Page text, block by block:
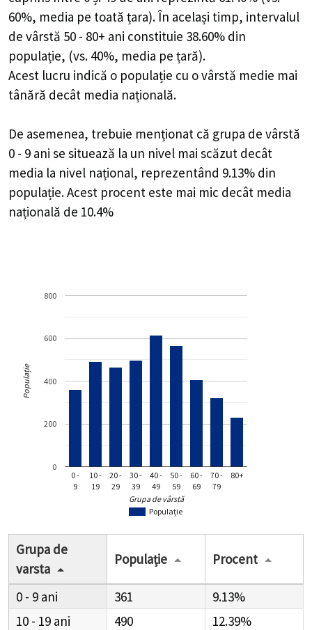
60%, media pe toată țara). În același timp, intervalul
de vârstă 50 - 80+ ani constituie 38.60% din
populație, (vs. 40%, media pe țară).
Acest lucru indică o populație cu o vârstă medie mai
tânără decât media națională.
De asemenea, trebuie menționat că grupa de vârstă
0 - 9 ani se situează la un nivel mai scăzut decât
media la nivel național, reprezentând 9.13% din
populație. Acest procent este mai mic decât media
națională de 10.4%
Populație
0 -
9
10 -
19
20 -
29
30 -
39
40 -
49
50 -
59
60 -
69
70 -
79
80+
0
200
400
600
800
Grupa de vârstă
Populație
Grupa de
varsta
Populație Procent
0 - 9 361
9.13%
10 - 19
490
12.39%